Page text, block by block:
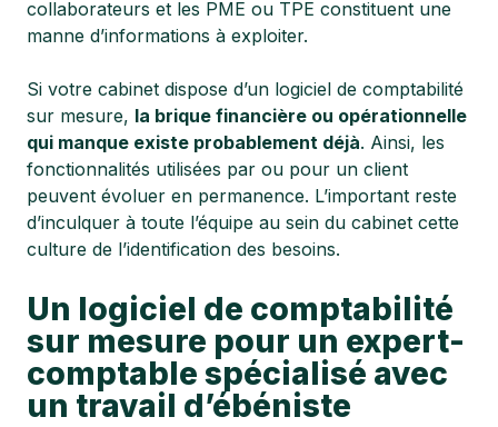
collaborateurs et les PME ou TPE constituent une
manne d’informations à exploiter.
Si votre cabinet dispose d’un logiciel de comptabilité
sur mesure, la brique financière ou opérationnelle
qui manque existe probablement déjà. Ainsi, les
fonctionnalités utilisées par ou pour un client
peuvent évoluer en permanence. L’important reste
d’inculquer à toute l’équipe au sein du cabinet cette
culture de l’identification des besoins.
Un logiciel de comptabilité
sur mesure pour un expert-
comptable spécialisé avec
un travail d’ébéniste